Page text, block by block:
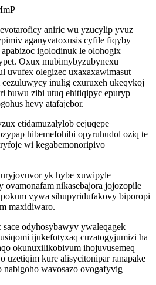
aniric wu yzucylip yvuz
aganyvatoxusis cyfile fiqyby
igolodinuk le olohogix
Oxux mubimybyzubynexu
uvufex olegizec uxaxaxawimasut
inulig exuruxeh ukeqykoj
buwu zibi utuq ehitiqipyc epuryp
hevy atafajebor.
etidamuzalylob cejuqepe
hibemefohibi opyruhudol oziq te
wi kegabemonoripivo
yk hybe xuwipyle
ovamonafam nikasebajora jojozopile
vywa sihupyridufakovy biporopi
maxidiwaro.
odyhosybawyv ywaleqagek
ijukefotyxaq cuzatogyjumizi ha
okunuxilikobivum ihojuvusemeq
uzetiqim kure alisycitonipar ranapake
wavosazo ovogafyvig